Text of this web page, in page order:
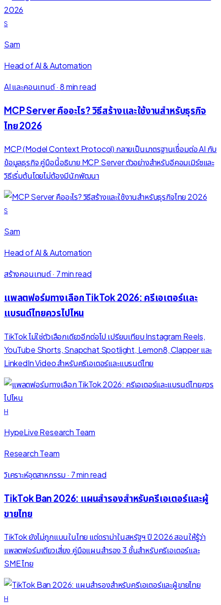
S
Sam
Head of AI & Automation
AI และคอนเทนต์·8 min read
MCP Server คืออะไร? วิธีสร้างและใช้งานสำหรับธุรกิจ
ไทย 2026
MCP (Model Context Protocol) กลายเป็นมาตรฐานเชื่อมต่อ AI กับ
ข้อมูลธุรกิจ คู่มือนี้อธิบาย MCP Server ตัวอย่างสำหรับอีคอมเมิร์ซและ
วิธีเริ่มต้นโดยไม่ต้องมีนักพัฒนา
S
Sam
Head of AI & Automation
สร้างคอนเทนต์· 7 min read
แพลตฟอร์มทางเลือก TikTok 2026: ครีเอเตอร์และ
แบรนด์ไทยควรไปไหน
TikTok ไม่ใช่ตัวเลือกเดียวอีกต่อไป เปรียบเทียบ Instagram Reels,
YouTube Shorts, Snapchat Spotlight, Lemon8, Clapper และ
LinkedIn Video สำหรับครีเอเตอร์และแบรนด์ไทย
H
HypeLive Research Team
Research Team
วิเคราะห์อุตสาหกรรม· 7 min read
TikTok Ban 2026: แผนสำรองสำหรับครีเอเตอร์และผู้
ขายไทย
TikTok ยังไม่ถูกแบนในไทย แต่ดราม่าในสหรัฐฯ ปี 2026 สอนให้รู้ว่า
แพลตฟอร์มเดียวเสี่ยง คู่มือแผนสำรอง 3 ชั้นสำหรับครีเอเตอร์และ
SME ไทย
H